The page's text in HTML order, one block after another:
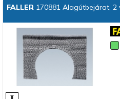
FALLER170881 Alagútbejárat, 2